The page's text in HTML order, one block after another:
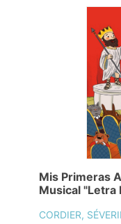
Mis Primeras
Musical "Letra
CORDIER,